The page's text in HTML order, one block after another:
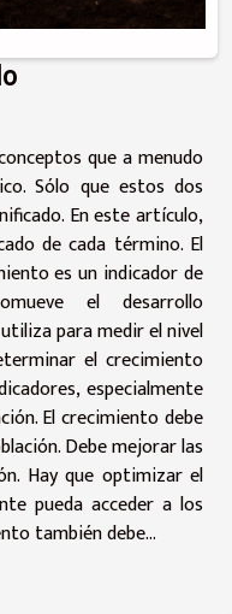
que a menudo
Sólo que estos dos
En este artículo,
de cada término. El
es un indicador de
el desarrollo
para medir el nivel
el crecimiento
especialmente
El crecimiento debe
Debe mejorar las
Hay que optimizar el
pueda acceder a los
también debe...